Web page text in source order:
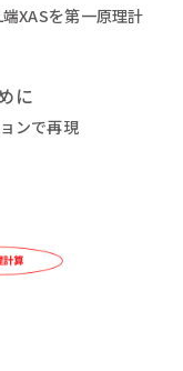
XASを第一原理計
に
ンで再現